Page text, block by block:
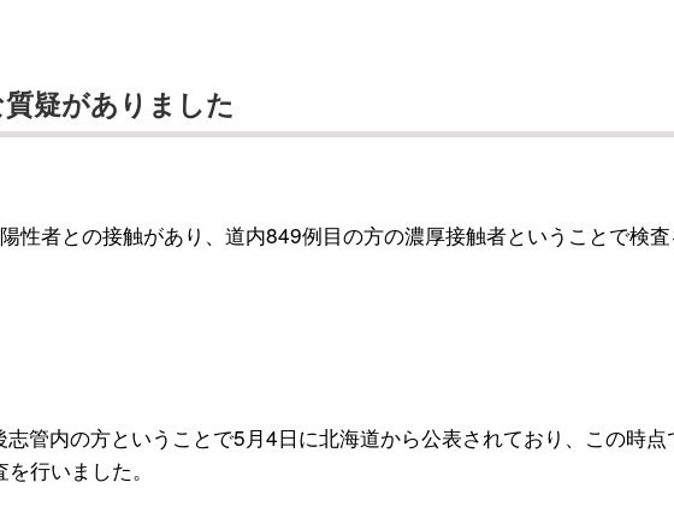
疑がありました
性者との接触があり、道内849例目の方の濃厚接触者ということで検
管内の方ということで5月4日に北海道から公表されており、この時点
行いました。